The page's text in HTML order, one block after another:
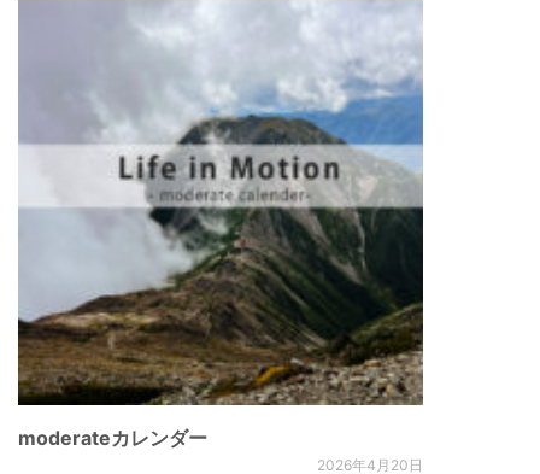
moderateカレンダー
2026年4月20日